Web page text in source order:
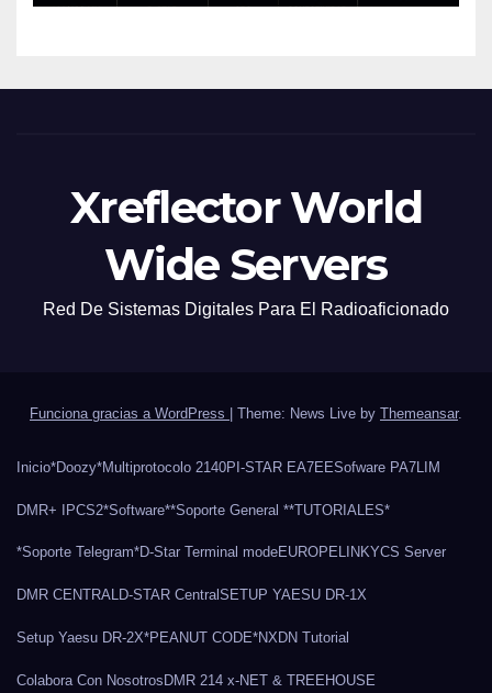
Xreflector World
Wide Servers
Red De Sistemas Digitales Para El Radioaficionado
Funciona gracias a WordPress Theme: News Live by Themeansar.
Inicio*Doozy*Multiprotocolo 2140PI-STAR EA7EESofware PA7LIM
DMR+ IPCS2*Software**Soporte General **TUTORIALES*
*Soporte Telegram*D-Star Terminal modeEUROPELINKYCS Server
DMR CENTRALD-STAR CentralSETUP YAESU DR-1X
Setup Yaesu DR-2X*PEANUT CODE*NXDN Tutorial
Colabora Con Nosotros DMR 214 x-NET & TREEHOUSE